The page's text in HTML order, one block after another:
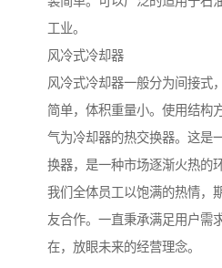
工业。
风冷式冷却器
风冷式冷却器一般分为间接式
简单，体积重量小。使用结构
气为冷却器的热交换器。这是
换器，是一种市场逐渐火热的
我们全体员工以饱满的热情，
友合作。一直秉承满足用户需
在，放眼未来的经营理念。